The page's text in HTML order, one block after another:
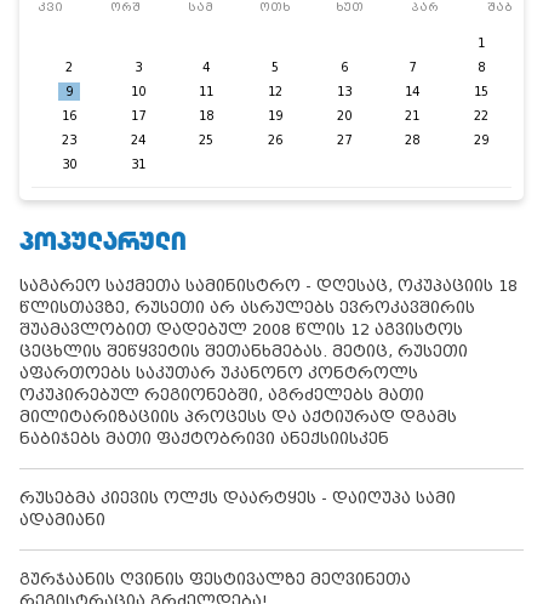
კვი ორშ სამ ოთხ ხუთ პარ შაბ
1
2
3 4 5 6 7
8
9
10 11 12 13 14
15
16
17 18 19 20 21
22
23
24 25 26 27 28
29
30
31
ᲞᲝᲞᲣᲚᲐᲠᲣᲚᲘ
საგარეო საქმეთა სამინისტრო - დღესაც, ოკუპაციის 18
წლისთავზე, რუსეთი არ ასრულებს ევროკავშირის
შუამავლობით დადებულ 2008 წლის 12 აგვისტოს
ცეცხლის შეწყვეტის შეთანხმებას. მეტიც, რუსეთი
აფართოებს საკუთარ უკანონო კონტროლს
ოკუპირებულ რეგიონებში, აგრძელებს მათი
მილიტარიზაციის პროცესს და აქტიურად დგამს
ნაბიჯებს მათი ფაქტობრივი ანექსიისკენ
რუსებმა კიევის ოლქს დაარტყეს - დაიღუპა სამი
ადამიანი
გურჯაანის ღვინის ფესტივალზე მეღვინეთა